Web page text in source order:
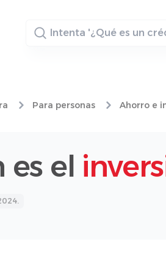
Buscador
Para personas Ahorro e
es el